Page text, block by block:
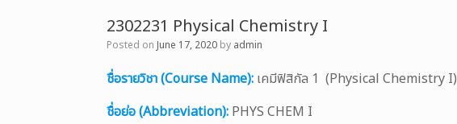
2302231 Physical Chemistry I
Posted on June 17, 2020 by admin
ชื่อรายวิชา (Course Name): เคมีฟิสิกัล 1 (Physical Chemistry I)
ชื่อย่อ (Abbreviation): PHYS CHEM I